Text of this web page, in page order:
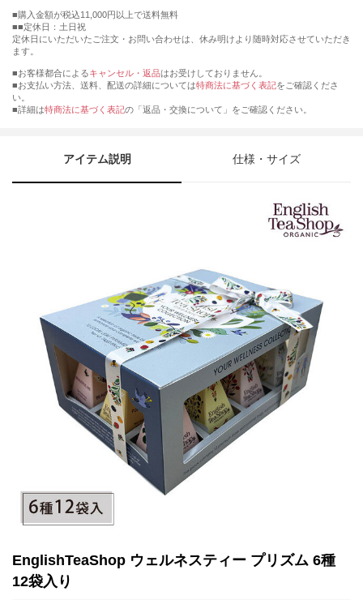
購入金額が税込11,000円以上で送料無料
■定休日：土日祝
定休日にいただいたご注文・お問い合わせは、休み明けより随時対応させていただき
ます。
■お客様都合によるキャンセル・返品はお受けしておりません。
■お支払い方法、送料、配送の詳細については特商法に基づく表記をご確認くださ
い。
■詳細は特商法に基づく表記の「返品・交換について」をご確認ください。
アイテム説明 仕様・サイズ
EnglishTeaShop ウェルネスティー プリズム 6種
12袋入り